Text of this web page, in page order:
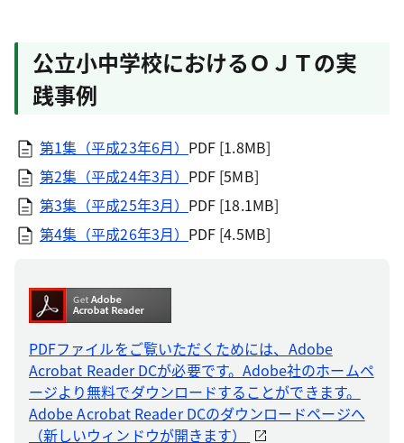
公立小中学校におけるＯＪＴの実
践事例
第1集（平成23年6月） PDF [1.8MB]
第2集（平成24年3月） PDF [5MB]
第3集（平成25年3月） PDF [18.1MB]
第4集（平成26年3月） PDF [4.5MB]
PDFファイルをご覧いただくためには、Adobe
Acrobat Reader DCが必要です。Adobe社のホームペ
ージより無料でダウンロードすることができます。
Adobe Acrobat Reader DCのダウンロードページへ
（新しいウィンドウが開きます）